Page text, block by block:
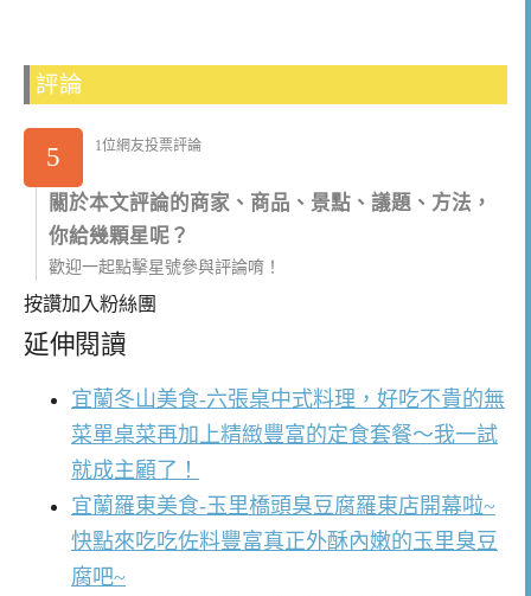
評論
5 1位網友投票評論
關於本文評論的商家、商品、景點、議題、方法，
你給幾顆星呢？
歡迎一起點擊星號參與評論唷！
按讚加入粉絲團
延伸閱讀
宜蘭冬山美食-六張桌中式料理，好吃不貴的無
菜單桌菜再加上精緻豐富的定食套餐～我一試
就成主顧了！
宜蘭羅東美食-玉里橋頭臭豆腐羅東店開幕啦~
快點來吃吃佐料豐富真正外酥內嫩的玉里臭豆
腐吧~